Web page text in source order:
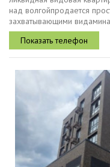
над волгойпродается
захватывающими
стадиона нижний